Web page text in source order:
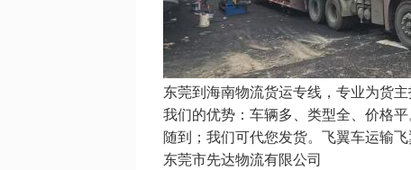
东莞到海南物流货运专线，专业为货
我们的优势：车辆多、类型全、价格
随到；我们可代您发货。飞翼车运输
东莞市先达物流有限公司